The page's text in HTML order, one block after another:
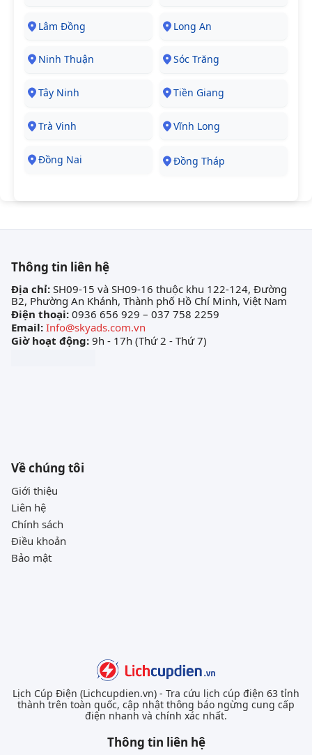
Lâm Đồng Long An
Ninh Thuận Sóc Trăng
Tây Ninh Tiền Giang
Trà Vinh Vĩnh Long
Đồng Nai Đồng Tháp
Thông tin liên hệ
Địa chỉ: SH09-15 và SH09-16 thuộc khu 122-124, Đường
B2, Phường An Khánh, Thành phố Hồ Chí Minh, Việt Nam
Điện thoại: 0936 656 929 – 037 758 2259
Email: Info@skyads.com.vn
Giờ hoạt động: 9h - 17h (Thứ 2 - Thứ 7)
Về chúng tôi
Giới thiệu
Liên hệ
Chính sách
Điều khoản
Bảo mật
Lịch Cúp Điện (Lichcupdien.vn) - Tra cứu lịch cúp điện 63 tỉnh
thành trên toàn quốc, cập nhật thông báo ngừng cung cấp
điện nhanh và chính xác nhất.
Thông tin liên hệ